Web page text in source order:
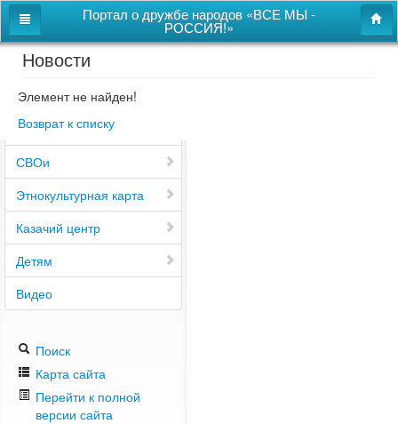
Портал о дружбе народов «ВСЕ МЫ -
РОССИЯ!»
Главная
Дом дружбы народов
Новости
СВОи
Этнокультурная карта
Казачий центр
Детям
Видео
Поиск
Карта сайта
Перейти к полной
версии сайта
Новости
Элемент не найден!
Возврат к списку